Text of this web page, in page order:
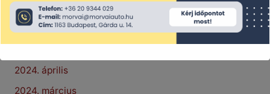
2024. július
2024. június
2024. április
2024. március